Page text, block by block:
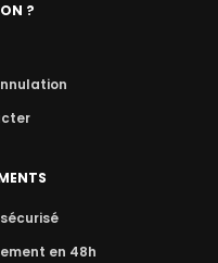
?
en 48h